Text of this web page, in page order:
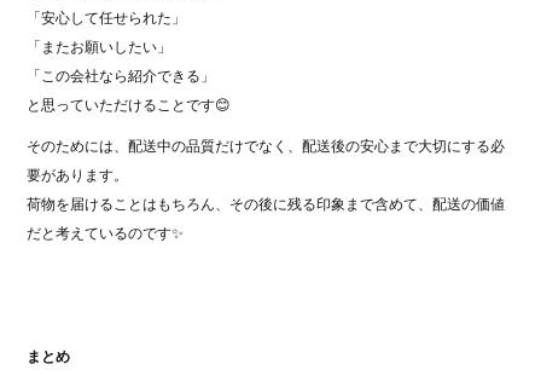
「安心して任せられた」
「またお願いしたい」
「この会社なら紹介できる」
と思っていただけることです😊
そのためには、配送中の品質だけでなく、配送後の安心まで大切にする必
要があります。
荷物を届けることはもちろん、その後に残る印象まで含めて、配送の価値
だと考えているのです✨
まとめ